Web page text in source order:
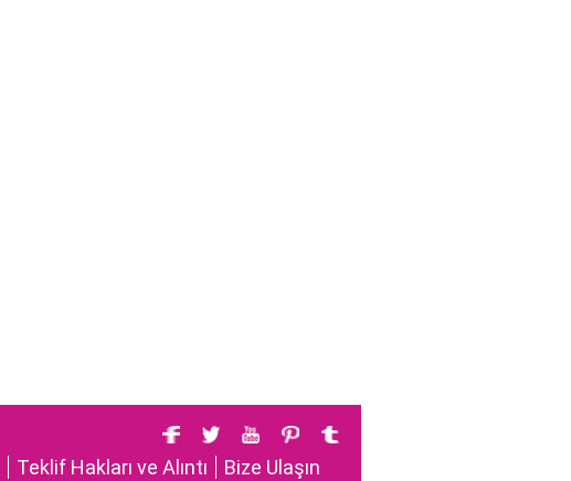
Teklif Hakları ve Alıntı Bize Ulaşın